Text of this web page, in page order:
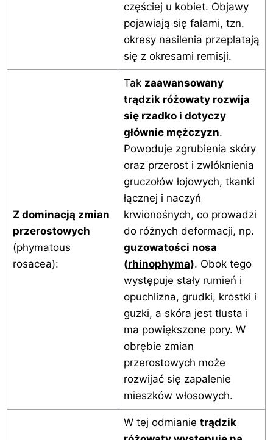
częściej u kobiet. Objawy
pojawiają się falami, tzn.
okresy nasilenia przeplatają
się z okresami remisji.
Z dominacją zmian
przerostowych
(phymatous
rosacea):
Tak zaawansowany
trądzik różowaty rozwija
się rzadko i dotyczy
głównie mężczyzn.
Powoduje zgrubienia skóry
oraz przerost i zwłóknienia
gruczołów łojowych, tkanki
łącznej i naczyń
krwionośnych, co prowadzi
do różnych deformacji, np.
guzowatości nosa
(rhinophyma). Obok tego
występuje stały rumień i
opuchlizna, grudki, krostki i
guzki, a skóra jest tłusta i
ma powiększone pory. W
obrębie zmian
przerostowych może
rozwijać się zapalenie
mieszków włosowych.
W tej odmianie trądzik